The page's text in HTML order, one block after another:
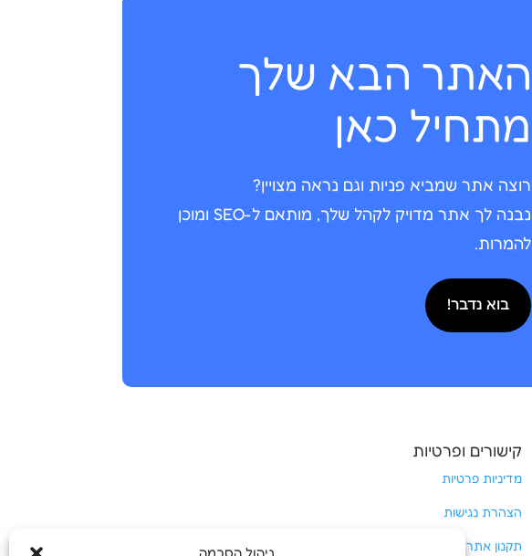
האתר הבא שלך
מתחיל כאן
רוצה אתר שמביא פניות וגם נראה מצויין?
נבנה לך אתר מדויק לקהל שלך, מותאם ל-SEO ומוכן
להמרות.
בוא נדבר!
קישורים ופרטיות
מדיניות פרטיות
הצהרת נגישות
תקנון אתר